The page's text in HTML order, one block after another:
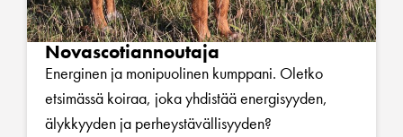
Novascotiannoutaja
Energinen ja monipuolinen kumppani. Oletko
etsimässä koiraa, joka yhdistää energisyyden,
älykkyyden ja perheystävällisyyden?